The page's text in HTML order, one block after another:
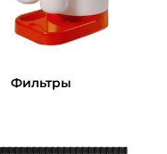
Фильтры